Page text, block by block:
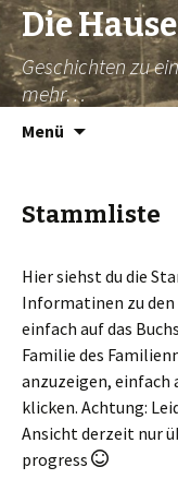
Die
Geschichten zu
mehr…
Menü
Stammliste
Hier siehst du die
Informatinen zu
einfach auf das
Familie des
anzuzeigen,
klicken. Achtung:
Ansicht derzeit nur
progress